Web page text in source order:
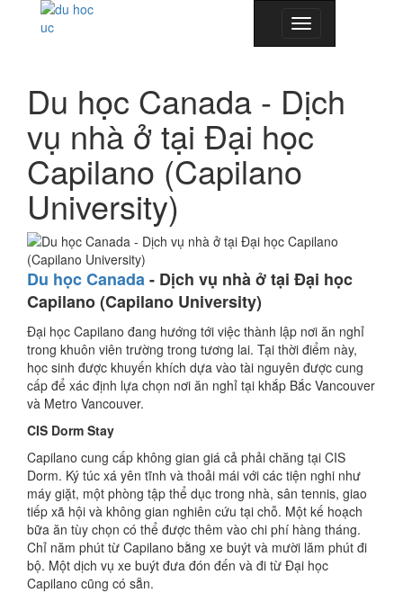
Toggle
navigation
Du học Canada - Dịch
vụ nhà ở tại Đại học
Capilano (Capilano
University)
Du học Canada- Dịch vụ nhà ở tại Đại học
Capilano (Capilano University)
Đại học Capilano đang hướng tới việc thành lập nơi ăn nghỉ
trong khuôn viên trường trong tương lai. Tại thời điểm này,
học sinh được khuyến khích dựa vào tài nguyên được cung
cấp để xác định lựa chọn nơi ăn nghỉ tại khắp Bắc Vancouver
và Metro Vancouver.
CIS Dorm Stay
Capilano cung cấp không gian giá cả phải chăng tại CIS
Dorm. Ký túc xá yên tĩnh và thoải mái với các tiện nghi như
máy giặt, một phòng tập thể dục trong nhà, sân tennis, giao
tiếp xã hội và không gian nghiên cứu tại chỗ. Một kế hoạch
bữa ăn tùy chọn có thể được thêm vào chi phí hàng tháng.
Chỉ năm phút từ Capilano bằng xe buýt và mười lăm phút đi
bộ. Một dịch vụ xe buýt đưa đón đến và đi từ Đại học
Capilano cũng có sẵn.